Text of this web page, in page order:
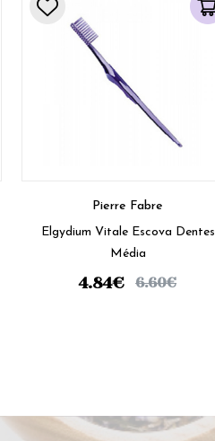
Pierre Fabre
Elgydium Vitale Escova Dentes
Média
4.84€ 6.60€